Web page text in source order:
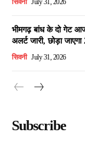
सिवनी July 31, 2026
भीमगढ़ बांध के दो गेट
अलर्ट जारी, छोड़ा
सिवनी July 31, 2026
Subscribe